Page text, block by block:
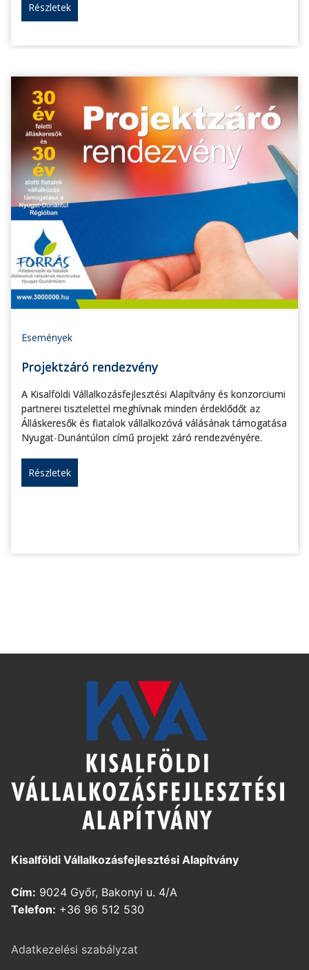
Részletek
Események
Projektzáró rendezvény
A Kisalföldi Vállalkozásfejlesztési Alapítvány és konzorciumi
partnerei tisztelettel meghívnak minden érdeklődőt az
Álláskeresők és fiatalok vállalkozóvá válásának támogatása
Nyugat-Dunántúlon című projekt záró rendezvényére.
Részletek
Kisalföldi Vállalkozásfejlesztési Alapítvány
Cím: 9024 Győr, Bakonyi u. 4/A
Telefon: +36 96 512 530
Adatkezelési szabályzat